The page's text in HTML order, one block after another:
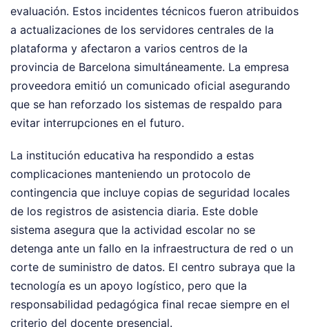
evaluación. Estos incidentes técnicos fueron atribuidos
a actualizaciones de los servidores centrales de la
plataforma y afectaron a varios centros de la
provincia de Barcelona simultáneamente. La empresa
proveedora emitió un comunicado oficial asegurando
que se han reforzado los sistemas de respaldo para
evitar interrupciones en el futuro.
La institución educativa ha respondido a estas
complicaciones manteniendo un protocolo de
contingencia que incluye copias de seguridad locales
de los registros de asistencia diaria. Este doble
sistema asegura que la actividad escolar no se
detenga ante un fallo en la infraestructura de red o un
corte de suministro de datos. El centro subraya que la
tecnología es un apoyo logístico, pero que la
responsabilidad pedagógica final recae siempre en el
criterio del docente presencial.